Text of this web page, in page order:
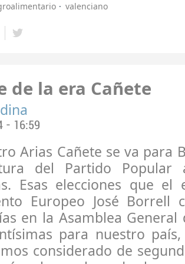
valenciano
de la era Cañete
- 16:59
Arias Cañete se va para
del Partido Popular
Esas elecciones que el
Europeo José Borrell
en la Asamblea General
para nuestro
considerado de